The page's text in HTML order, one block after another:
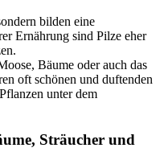
bilden eine
Ernährung sind Pilze eher
Bäume oder auch das
oft schönen und duftenden
unter dem
Sträucher und